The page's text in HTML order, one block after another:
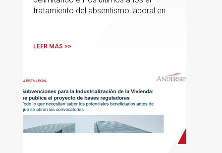
tratamiento del absentismo laboral en
asistencia, complementos de
LEER MÁS >>